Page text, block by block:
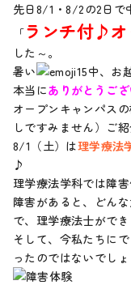
先日8/1・8/2の2日で
「ランチ付♪オ
した～。
暑い
中、お
本当にありがとうご
オープンキャンパス
しですみません）ご
8/1（土）は理学療法
♪
理学療法学科では障害
障害があると、どん
で、理学療法士ができ
そして、今私たちに
ったのではないでし